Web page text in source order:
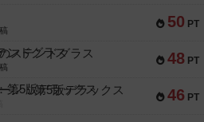
50 PT
48 PT
ステンドグラス
46 PT
ン：第5版デラックス